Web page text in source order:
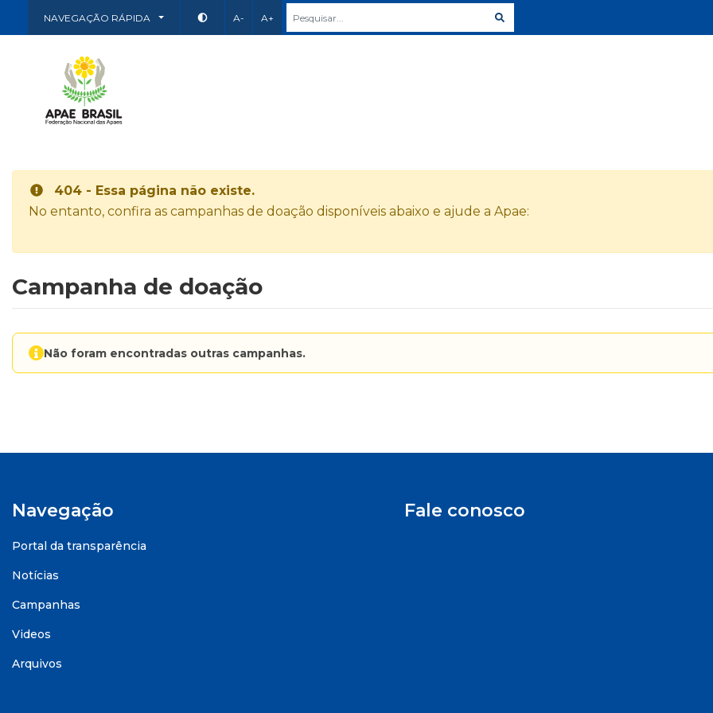
NAVEGAÇÃO RÁPIDA A- A+
404 - Essa página não existe.
No entanto, confira as campanhas de doação disponíveis abaixo e ajude a Apae:
Campanha de doação
Não foram encontradas outras campanhas.
Navegação
Portal da transparência
Notícias
Campanhas
Videos
Arquivos
Fale conosco